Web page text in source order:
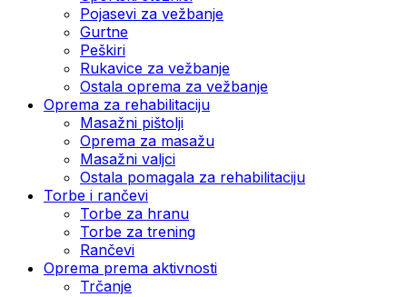
Pojasevi za vežbanje
Gurtne
Peškiri
Rukavice za vežbanje
Ostala oprema za vežbanje
Oprema za rehabilitaciju
Masažni pištolji
Oprema za masažu
Masažni valjci
Ostala pomagala za rehabilitaciju
Torbe i rančevi
Torbe za hranu
Torbe za trening
Rančevi
Oprema prema aktivnosti
Trčanje